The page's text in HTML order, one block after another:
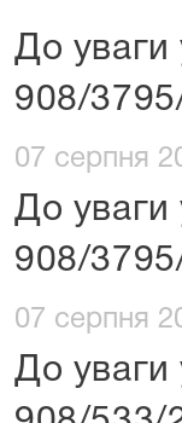
До уваги
908/
07 серпня
До уваги
908/
07 серпня
До уваги